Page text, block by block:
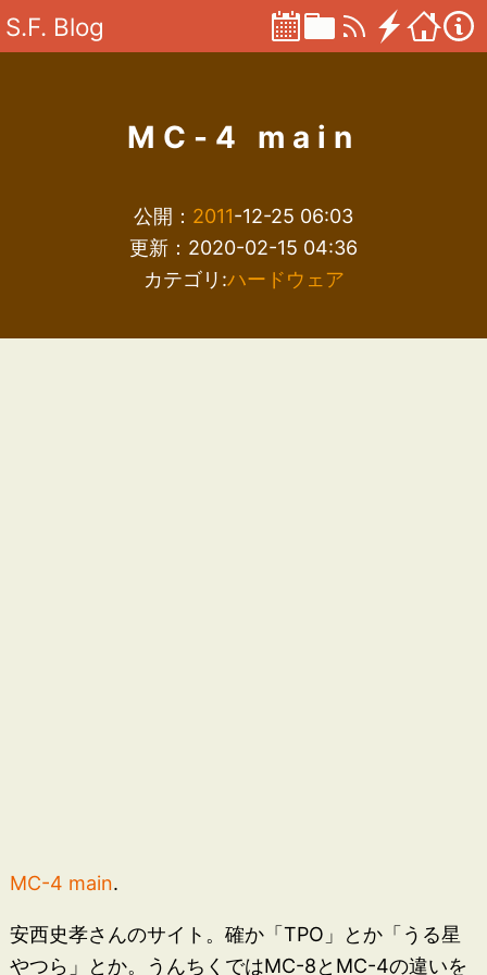
S.F. Blog
MC-4 main
公開： 2011-12-25 06:03
更新：2020-02-15 04:36
カテゴリ:ハードウェア
MC-4 main.
安西史孝さんのサイト。確か「TPO」とか「うる星
やつら」とか。うんちくではMC-8とMC-4の違いを